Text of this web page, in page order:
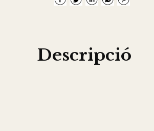
Descripció